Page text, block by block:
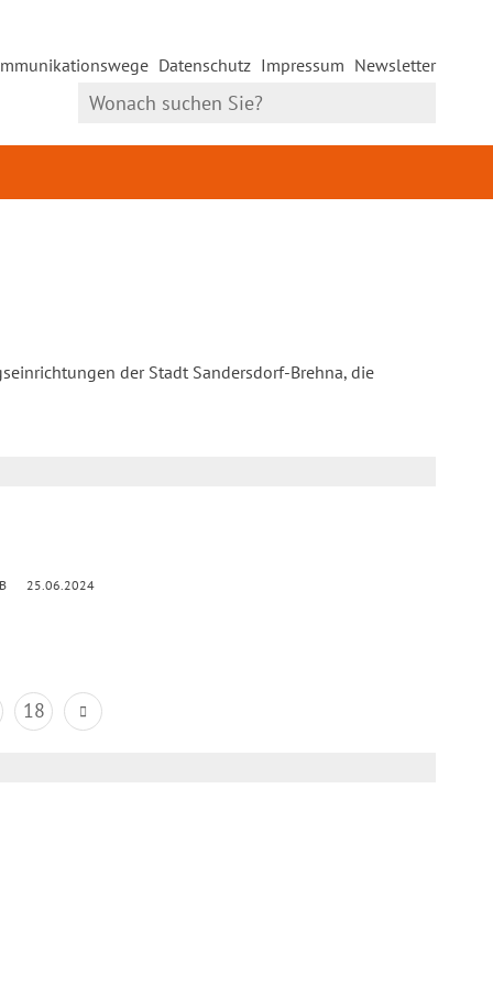
Datenschutz Impressum Newsletter
der Stadt Sandersdorf-Brehna, die
25.06.2024
18